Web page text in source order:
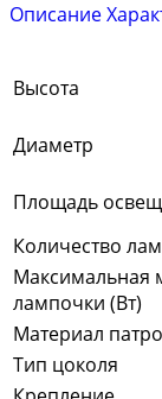
Описание
Высота
Диаметр
Площадь
Количество
Максимальная
лампочки (Вт)
Материал
Тип цоколя